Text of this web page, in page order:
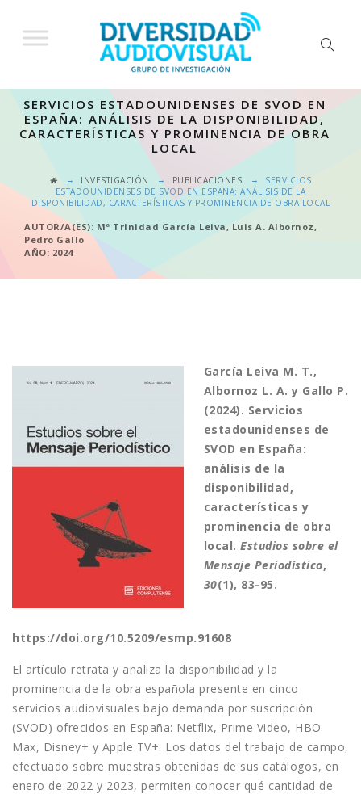
SERVICIOS ESTADOUNIDENSES DE SVOD EN
ESPAÑA: ANÁLISIS DE LA DISPONIBILIDAD,
CARACTERÍSTICAS Y PROMINENCIA DE OBRA
LOCAL
→ INVESTIGACIÓN → PUBLICACIONES →
SERVICIOS
ESTADOUNIDENSES DE SVOD EN ESPAÑA: ANÁLISIS DE LA
DISPONIBILIDAD, CARACTERÍSTICAS Y PROMINENCIA DE OBRA LOCAL
AUTOR/A(ES): Mª Trinidad García Leiva, Luis A. Albornoz,
Pedro Gallo
AÑO: 2024
García Leiva M. T.,
Albornoz L. A. y Gallo P.
(2024). Servicios
estadounidenses de
SVOD en España:
análisis de la
disponibilidad,
características y
prominencia de obra
local. Estudios sobre el
Mensaje Periodístico,
30(1), 83-95.
https://doi.org/10.5209/esmp.91608
El artículo retrata y analiza la disponibilidad y la
prominencia de la obra española presente en cinco
servicios audiovisuales bajo demanda por suscripción
(SVOD) ofrecidos en España: Netflix, Prime Video, HBO
Max, Disney+ y Apple TV+. Los datos del trabajo de campo,
efectuado sobre muestras obtenidas de sus catálogos, en
enero de 2022 y 2023, permiten conocer qué cantidad de